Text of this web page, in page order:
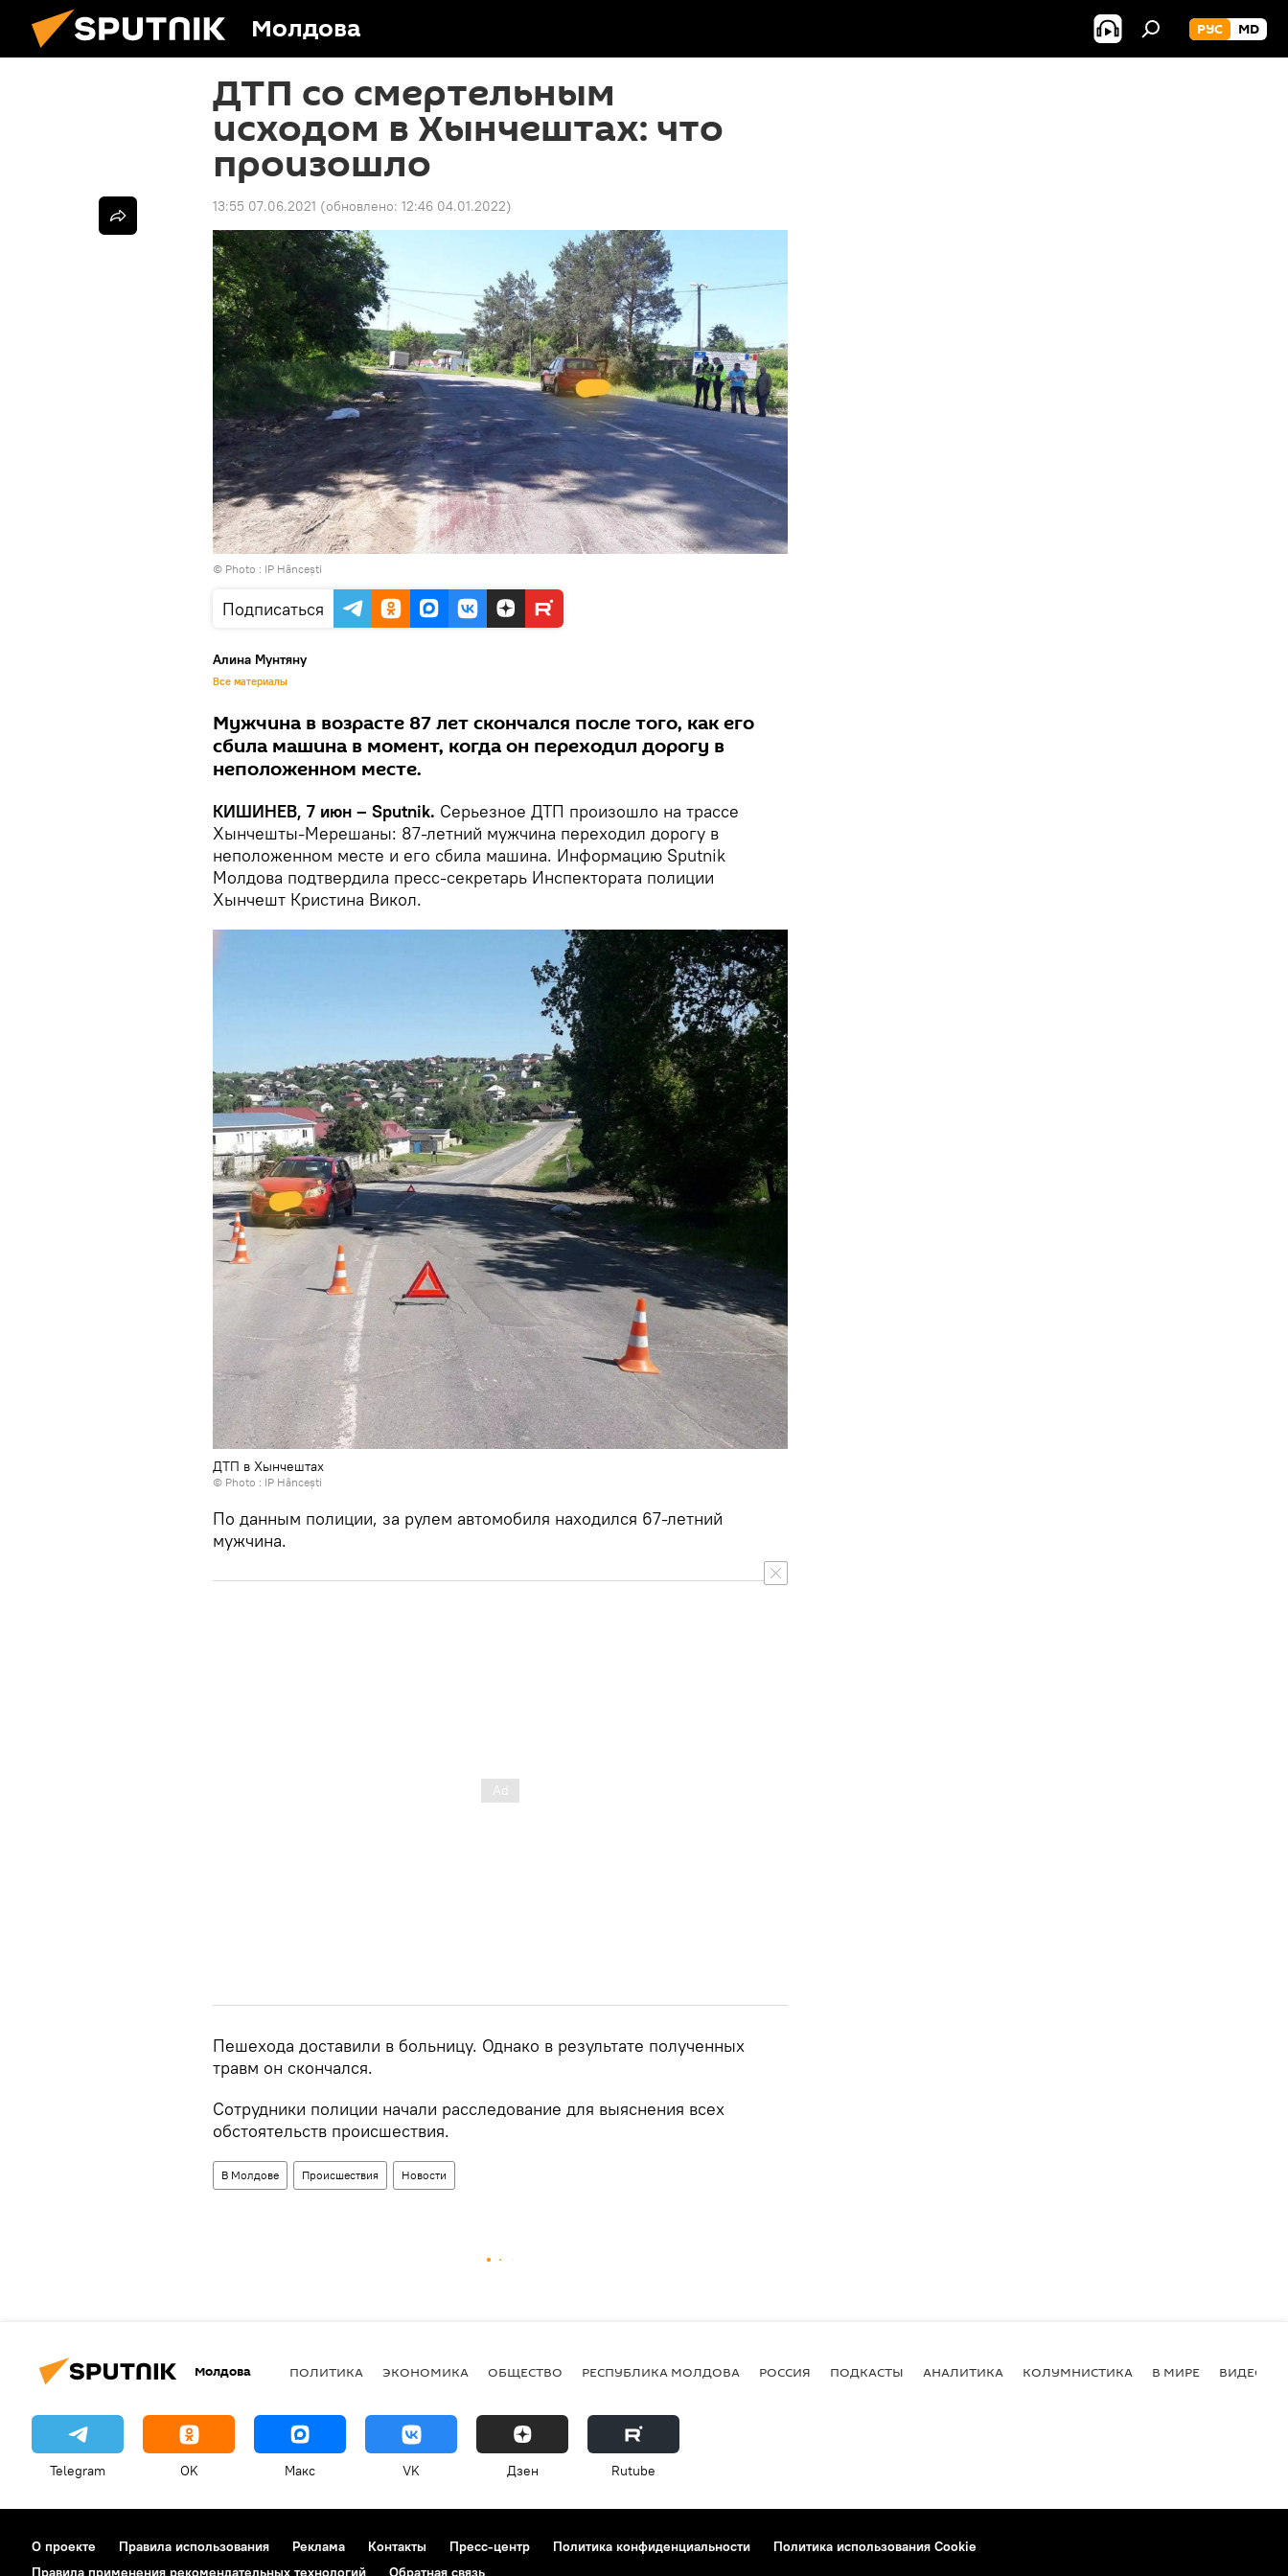
Молдова РУС MD
ДТП со смертельным
исходом в Хынчештах: что
произошло
13:55 07.06.2021 (обновлено: 12:46 04.01.2022)
© Photo : IP Hâncești
Подписаться
Алина Мунтяну
Все материалы
Мужчина в возрасте 87 лет скончался после того, как его
сбила машина в момент, когда он переходил дорогу в
неположенном месте.
КИШИНЕВ, 7 июн – Sputnik. Серьезное ДТП произошло на трассе
Хынчешты-Мерешаны: 87-летний мужчина переходил дорогу в
неположенном месте и его сбила машина. Информацию Sputnik
Молдова подтвердила пресс-секретарь Инспектората полиции
Хынчешт Кристина Викол.
ДТП в Хынчештах
© Photo : IP Hâncești
По данным полиции, за рулем автомобиля находился 67-летний
мужчина.
Пешехода доставили в больницу. Однако в результате полученных
травм он скончался.
Сотрудники полиции начали расследование для выяснения всех
обстоятельств происшествия.
В Молдове Происшествия Новости
Молдова ПОЛИТИКА ЭКОНОМИКА ОБЩЕСТВО РЕСПУБЛИКА МОЛДОВА РОССИЯ ПОДКАСТЫ АНАЛИТИКА КОЛУМНИСТИКА В МИРЕ ВИДЕО
Telegram OK Макс VK Дзен Rutube
О проекте Правила использования Реклама Контакты Пресс-центр Политика конфиденциальности
Политика использования Cookie
Правила применения рекомендательных технологий
Обратная связь